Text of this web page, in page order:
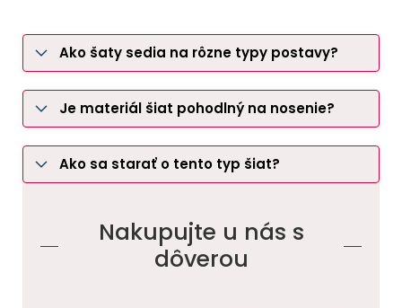
Ako šaty sedia na rôzne typy postavy?
Je materiál šiat pohodlný na nosenie?
Ako sa starať o tento typ šiat?
Nakupujte u nás s
dôverou